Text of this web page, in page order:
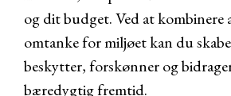
og dit budget. Ved at kombinere
omtanke for miljøet kan du
beskytter, forskønner og
bæredygtig fremtid.